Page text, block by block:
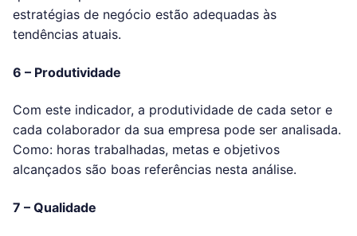
estratégias de negócio estão adequadas às
tendências atuais.
6 – Produtividade
Com este indicador, a produtividade de cada setor e
cada colaborador da sua empresa pode ser analisada.
Como: horas trabalhadas, metas e objetivos
alcançados são boas referências nesta análise.
7 – Qualidade